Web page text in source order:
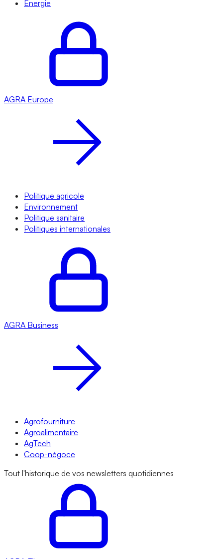
Énergie
AGRA Europe
Politique agricole
Environnement
Politique sanitaire
Politiques internationales
AGRA Business
Agrofourniture
Agroalimentaire
AgTech
Coop-négoce
Tout l'historique de vos newsletters quotidiennes